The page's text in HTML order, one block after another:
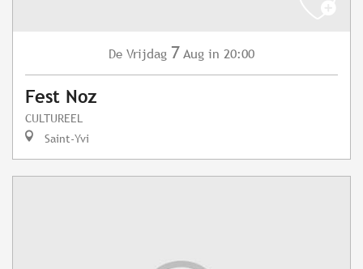
De Vrijdag 7 Aug in 20:00
Fest Noz
CULTUREEL
Saint-Yvi